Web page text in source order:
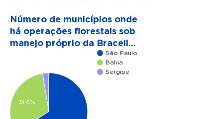
Número de municípios onde
há operações florestais sob
manejo próprio da Bracell…
São Paulo
Bahia
Sergipe
31.6%